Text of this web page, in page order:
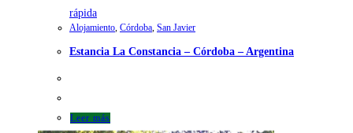
rápida
Alojamiento, Córdoba, San Javier
Estancia La Constancia – Córdoba – Argentina
Leer más